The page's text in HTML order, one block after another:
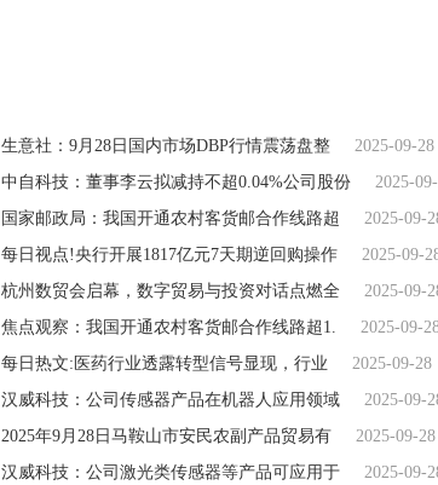
生意社：9月28日国内市场DBP行情震荡盘整
2025-09-28
中自科技：董事李云拟减持不超0.04%公司股份
2025-
国家邮政局：我国开通农村客货邮合作线路超
2025-09-
每日视点!央行开展1817亿元7天期逆回购操作
2025-09-
杭州数贸会启幕，数字贸易与投资对话点燃全
2025-09-
焦点观察：我国开通农村客货邮合作线路超1.
2025-09-
每日热文:医药行业透露转型信号显现，行业
2025-09-28
汉威科技：公司传感器产品在机器人应用领域
2025-09-
2025年9月28日马鞍山市安民农副产品贸易有
2025-09-28
汉威科技：公司激光类传感器等产品可应用于
2025-09-